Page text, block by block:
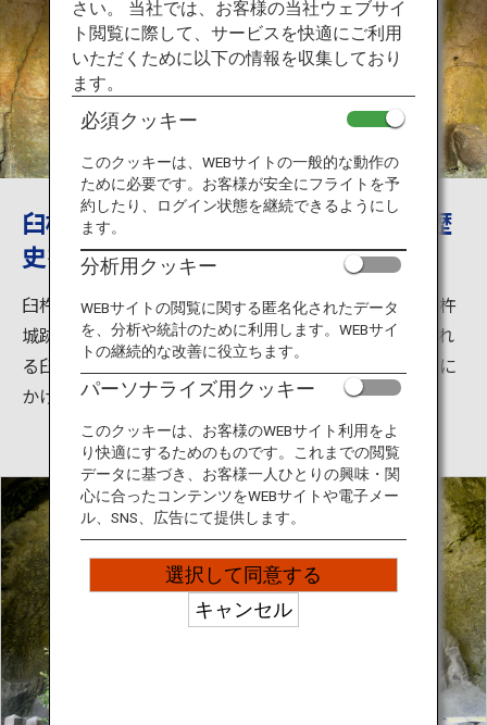
行き先
旅のお役立ち情報
ANA サービス
臼杵で石仏など国宝や臼杵城に触れ、歴
史を感じる観光を
臼杵市の観光において欠かせないのが、臼杵石仏と臼杵
城跡（臼杵公園）です。古園石仏大日如来像に代表され
る臼杵石仏（磨崖仏）は、平安時代後期から鎌倉時代に
かけて彫刻されたと言われています。
さい。 当社では、お客様の当社ウェブサイ
ト閲覧に際して、サービスを快適にご利用
いただくために以下の情報を収集しており
ます。
必須クッキー
このクッキーは、WEBサイトの一般的な動作の
ために必要です。お客様が安全にフライトを予
約したり、ログイン状態を継続できるようにし
ます。
分析用クッキー
WEBサイトの閲覧に関する匿名化されたデータ
を、分析や統計のために利用します。WEBサイ
トの継続的な改善に役立ちます。
パーソナライズ用クッキー
このクッキーは、お客様のWEBサイト利用をよ
り快適にするためのものです。これまでの閲覧
データに基づき、お客様一人ひとりの興味・関
心に合ったコンテンツをWEBサイトや電子メー
ル、SNS、広告にて提供します。
選択して同意する
キャンセル